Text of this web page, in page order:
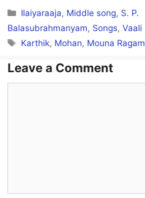
Categories
Ilaiyaraaja, Middle song, S. P.
Balasubrahmanyam, Songs, Vaali
Tags
Karthik, Mohan, Mouna Ragam
Leave a Comment